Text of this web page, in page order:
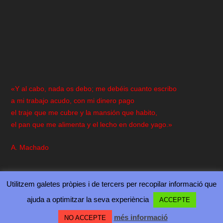
«Y al cabo, nada os debo; me debéis cuanto escribo
a mi trabajo acudo, con mi dinero pago
el traje que me cubre y la mansión que habito,
el pan que me alimenta y el lecho en donde yago.»
A. Machado
Diseñado porElegant Themes | Desarrollado porWordPress
Utilitzem galetes pròpies i de tercers per recopilar informació que
ajuda a optimitzar la seva experiència
ACCEPTE
NO ACCEPTE més informació